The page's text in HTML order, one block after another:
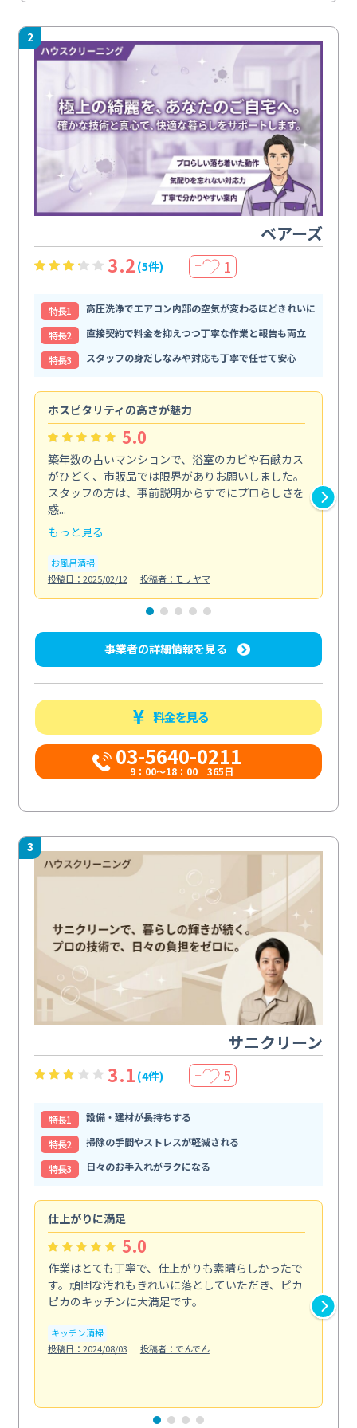
2
ベアーズ
3.2 (5件) ＋ 1
特⻑1
高圧洗浄でエアコン内部の空気が変わるほどきれいに
特⻑2
直接契約で料金を抑えつつ丁寧な作業と報告も両立
特⻑3
スタッフの身だしなみや対応も丁寧で任せて安心
ホスピタリティの高さが魅力
5.0
築年数の古いマンションで、浴室のカビや石鹸カス
がひどく、市販品では限界がありお願いしました。
スタッフの方は、事前説明からすでにプロらしさを
感...
もっと見る
お風呂清掃
投稿日：2025/02/12
投稿者：モリヤマ
事業者の詳細情報を見る
料金を見る
03-5640-0211
9：00～18：00 365日
3
サニクリーン
3.1 (4件) ＋ 5
特⻑1
設備・建材が長持ちする
特⻑2
掃除の手間やストレスが軽減される
特⻑3
日々のお手入れがラクになる
仕上がりに満足
5.0
作業はとても丁寧で、仕上がりも素晴らしかったで
す。頑固な汚れもきれいに落としていただき、ピカ
ピカのキッチンに大満足です。
キッチン清掃
投稿日：2024/08/03
投稿者：でんでん